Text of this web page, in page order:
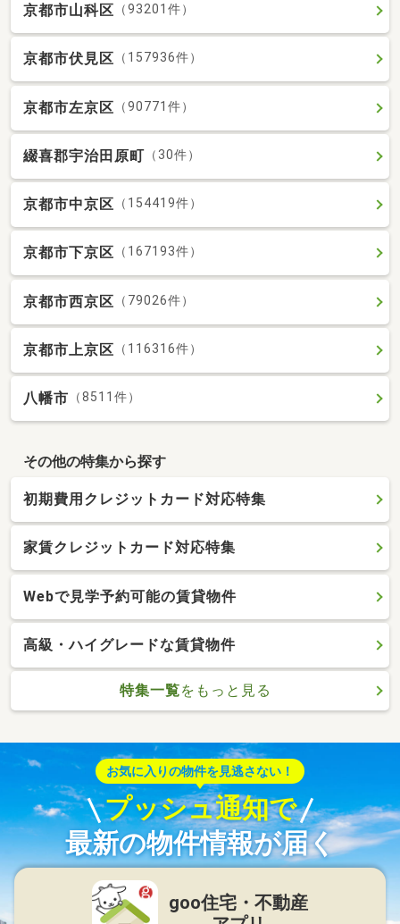
京都市山科区 （93201件）
京都市伏見区 （157936件）
京都市左京区 （90771件）
綴喜郡宇治田原町 （30件）
京都市中京区 （154419件）
京都市下京区 （167193件）
京都市西京区 （79026件）
京都市上京区 （116316件）
八幡市 （8511件）
その他の特集から探す
初期費用クレジットカード対応特集
家賃クレジットカード対応特集
Webで見学予約可能の賃貸物件
高級・ハイグレードな賃貸物件
特集一覧をもっと見る
お気に入りの物件を見逃さない！
プッシュ通知で
最新の物件情報が届く
goo住宅・不動産